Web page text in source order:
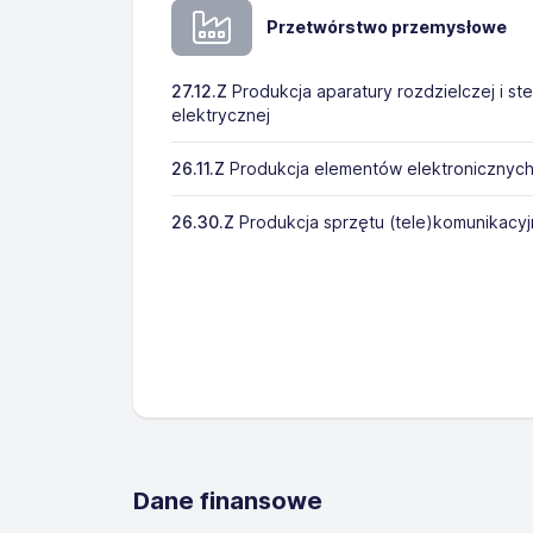
Przetwórstwo przemysłowe
27.12.Z Produkcja aparatury rozdzielczej i
elektrycznej
26.11.Z Produkcja elementów elektronicznych
26.30.Z Produkcja sprzętu
Dane finansowe